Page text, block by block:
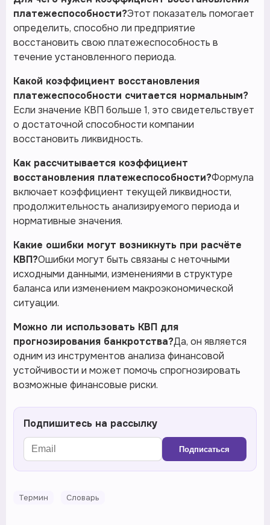
платежеспособности?Этот показатель помогает
определить, способно ли предприятие
восстановить свою платежеспособность в
течение установленного периода.
Какой коэффициент восстановления
платежеспособности считается нормальным?
Если значение КВП больше 1, это свидетельствует
о достаточной способности компании
восстановить ликвидность.
Как рассчитывается коэффициент
восстановления платежеспособности?Формула
включает коэффициент текущей ликвидности,
продолжительность анализируемого периода и
нормативные значения.
Какие ошибки могут возникнуть при расчёте
КВП?Ошибки могут быть связаны с неточными
исходными данными, изменениями в структуре
баланса или изменением макроэкономической
ситуации.
Можно ли использовать КВП для
прогнозирования банкротства?Да, он является
одним из инструментов анализа финансовой
устойчивости и может помочь спрогнозировать
возможные финансовые риски.
Подпишитесь на рассылку
Подписаться
Термин Словарь